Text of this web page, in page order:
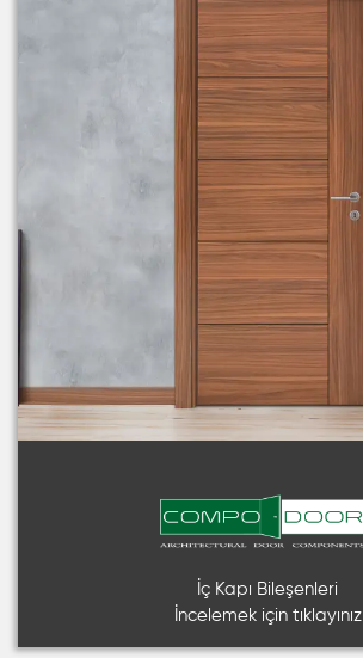
İç Kapı Bileşenleri
İncelemek için tıklayınız